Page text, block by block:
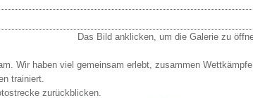
Wir haben viel gemeinsam erlebt, zusammen Wettkämpfe
trainiert.
zurückblicken.